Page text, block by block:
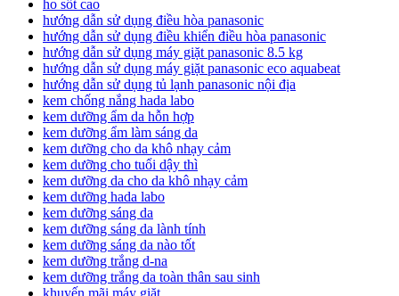
ho sốt cao
hướng dẫn sử dụng điều hòa panasonic
hướng dẫn sử dụng điều khiển điều hòa panasonic
hướng dẫn sử dụng máy giặt panasonic 8.5 kg
hướng dẫn sử dụng máy giặt panasonic eco aquabeat
hướng dẫn sử dụng tủ lạnh panasonic nội địa
kem chống nắng hada labo
kem dưỡng ẩm da hỗn hợp
kem dưỡng ẩm làm sáng da
kem dưỡng cho da khô nhạy cảm
kem dưỡng cho tuổi dậy thì
kem dưỡng da cho da khô nhạy cảm
kem dưỡng hada labo
kem dưỡng sáng da
kem dưỡng sáng da lành tính
kem dưỡng sáng da nào tốt
kem dưỡng trắng d-na
kem dưỡng trắng da toàn thân sau sinh
khuyến mãi máy giặt